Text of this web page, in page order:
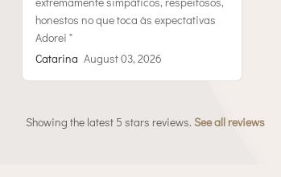
honestos no que toca às expectativas
Adorei "
Catarina August 03, 2026
Showing the latest 5 stars reviews. See all reviews